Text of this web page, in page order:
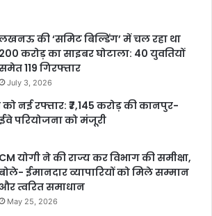
की ‘समिट बिल्डिंग’ में चल रहा था
200 करोड़ का साइबर घोटाला: 40 युवतियों
119 गिरफ्तार
July 3, 2026
को नई रफ्तार: ₹7,145 करोड़ की कानपुर-
परियोजना को मंजूरी
CM योगी ने की राज्य कर विभाग की समीक्षा,
ईमानदार व्यापारियों को मिले सम्मान
और त्वरित समाधान
May 25, 2026